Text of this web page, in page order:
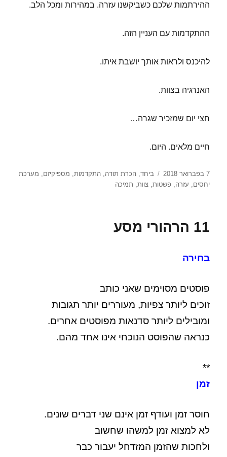
ההירתמות שלכם כשביקשנו עזרה. במהירות ומכל הלב.
ההתקדמות עם העניין הזה.
להיכנס ולראות אותך יושבת איתו.
האנרגיה בצוות.
חצי יום שמזכיר שגרה…
חיים מלאים. היום.
פורסם
בתאריך
7 בפברואר 2018 תגיות
ביחד,הכרת תודה,התקדמות, מספיקיזם, מערכת
יחסים, עזרה,פשטות,צוות, תמיכה
11 הרהורי מסע
בחירה
פוסטים מסוימים שאני כותב
זוכים ליותר צפיות, מעוררים יותר תגובות
ומובילים ליותר סדנאות מפוסטים אחרים.
כנראה שהפוסט הנוכחי אינו אחד מהם.
**
זמן
חוסר זמן ועודף זמן אינם שני דברים שונים.
לא למצוא זמן למשהו שחשוב
ולחכות שהזמן המזדחל יעבור כבר